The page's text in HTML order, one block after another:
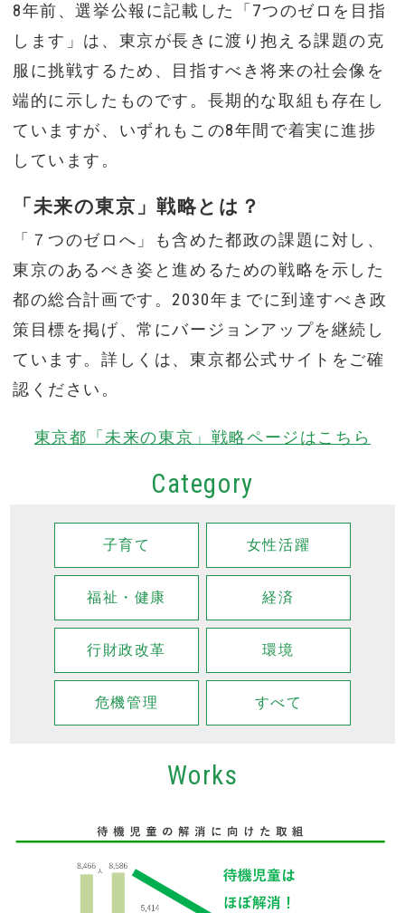
8年前、選挙公報に記載した「7つのゼロを目指
します」は、東京が長きに渡り抱える課題の克
服に挑戦するため、目指すべき将来の社会像を
端的に示したものです。長期的な取組も存在し
ていますが、いずれもこの8年間で着実に進捗
しています。
「未来の東京」戦略とは？
「７つのゼロへ」も含めた都政の課題に対し、
東京のあるべき姿と進めるための戦略を示した
都の総合計画です。2030年までに到達すべき政
策目標を掲げ、常にバージョンアップを継続し
ています。詳しくは、東京都公式サイトをご確
認ください。
東京都「未来の東京」戦略ページはこちら
Category
子育て 女性活躍
福祉・健康 経済
行財政改革 環境
危機管理 すべて
Works